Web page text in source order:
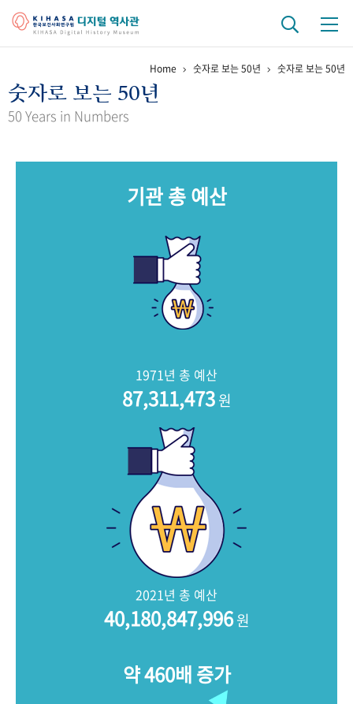
걸어온 길 기관 변천사 역대 기관장
키워드로 보는 연구 역사
문서 기록물 행정박물
Home 숫자로 보는 50년 숫자로 보는 50년
숫자로 보는 50년
50 Years in Numbers
기관 총 예산
1971년 총 예산
87,311,473원
2021년 총 예산
40,180,847,996원
약 460배 증가